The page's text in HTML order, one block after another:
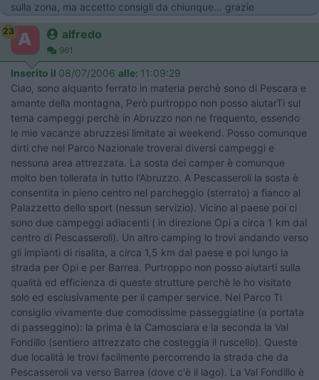
sulla zona, ma accetto consigli da chiunque... grazie
23 alfredo
961
Inserito il 08/07/2006 alle: 11:09:29
Ciao, sono alquanto ferrato in materia perchè sono di Pescara e
amante della montagna, Però purtroppo non posso aiutarTi sul
tema campeggi perchè in Abruzzo non ne frequento, essendo
le mie vacanze abruzzesi limitate ai weekend. Posso comunque
dirti che nel Parco Nazionale troverai diversi campeggi e
nessuna area attrezzata. La sosta dei camper è comunque
molto ben tollerata in tutto l'Abruzzo. A Pescasseroli la sosta è
consentita in pieno centro nel parcheggio (sterrato) a fianco al
Palazzetto dello sport (nessun servizio). Vicino al paese poi ci
sono due campeggi adiacenti ( in direzione Opi a circa 1 km dal
centro di Pescasseroli). Un altro camping lo trovi andando verso
gli impianti di risalita, a circa 1,5 km dal paese e poi lungo la
strada per Opi e per Barrea. Purtroppo non posso aiutarti sulla
qualità ed efficienza di queste strutture perchè le ho visitate
solo ed esclusivamente per il camper service. Nel Parco Ti
consiglio vivamente due comodissime passeggiatine (a portata
di passeggino): la prima è la Camosciara e la seconda la Val
Fondillo (sentiero attrezzato che costeggia il ruscello). Queste
due località le trovi facilmente percorrendo la strada che da
Pescasseroli va verso Barrea (dove c'è il lago). La Val Fondillo è